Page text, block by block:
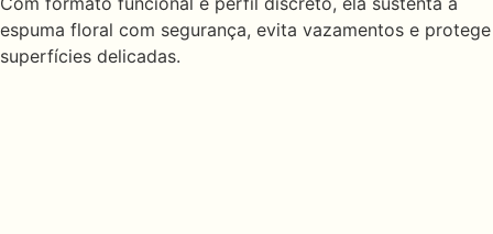
espuma floral com segurança, evita vazamentos e protege
superfícies delicadas.